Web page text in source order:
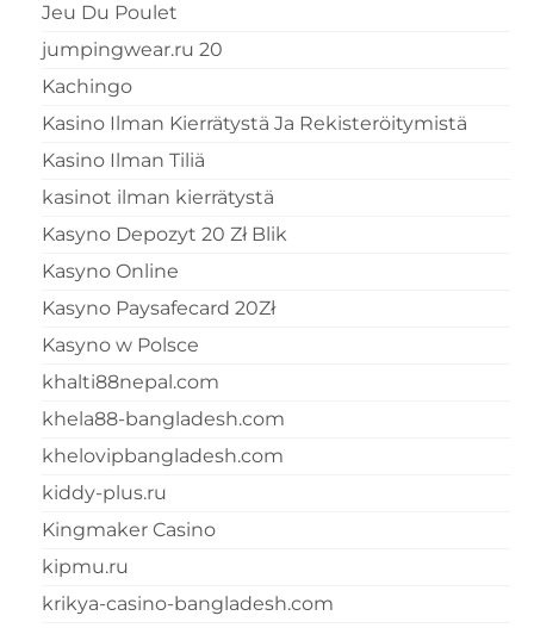
Jeu Du Poulet
jumpingwear.ru 20
Kachingo
Kasino Ilman Kierrätystä Ja Rekisteröitymistä
Kasino Ilman Tiliä
kasinot ilman kierrätystä
Kasyno Depozyt 20 Zł Blik
Kasyno Online
Kasyno Paysafecard 20Zł
Kasyno w Polsce
khalti88nepal.com
khela88-bangladesh.com
khelovipbangladesh.com
kiddy-plus.ru
Kingmaker Casino
kipmu.ru
krikya-casino-bangladesh.com